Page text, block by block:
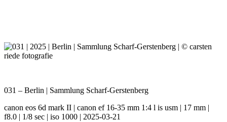
031 – Berlin | Sammlung Scharf-Gerstenberg
canon eos 6d mark II | canon ef 16-35 mm 1:4 l is usm | 17 mm |
f8.0 | 1/8 sec | iso 1000 | 2025-03-21